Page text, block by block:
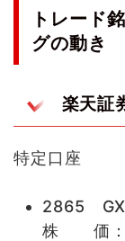
トレード
グの動き
楽天証
特定口座
2865
株 価：